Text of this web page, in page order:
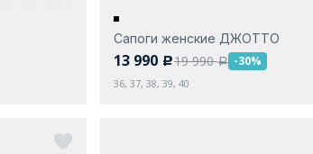
Сапоги женские ДЖОТТО
13 990 c19 990a -30%
36, 37, 38, 39, 40